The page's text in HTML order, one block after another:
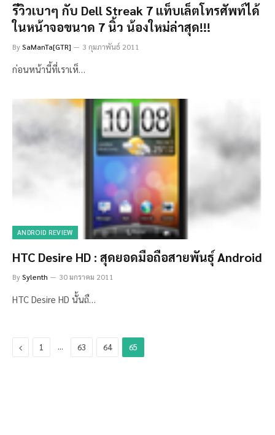
รีวิวเบาๆ กับ Dell Streak 7 แท็บเล็ตโทรศัพท์ได้
ในหน้าจอขนาด 7 นิ้ว น้องใหม่ล่าสุด!!!
BySaManTa[GTR] 3 กุมภาพันธ์ 2011
ก่อนหน้านี้ที่เราเห็…
ANDROID REVIEW
HTC Desire HD : สุดยอดมือถือสายพันธุ์ Android
BySylenth 30 มกราคม 2011
HTC Desire HD นั้นถื…
Previous
1 … 63 64 65